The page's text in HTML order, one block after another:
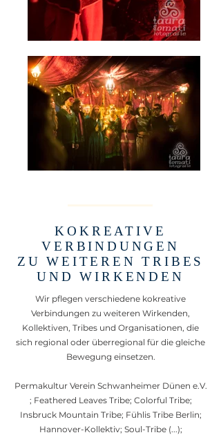
KOKREATIVE
VERBINDUNGEN
ZU WEITEREN TRIBES
UND WIRKENDEN
Wir pflegen verschiedene kokreative
Verbindungen zu weiteren Wirkenden,
Kollektiven, Tribes und Organisationen, die
sich regional oder überregional für die gleiche
Bewegung einsetzen.
Permakultur Verein Schwanheimer Dünen e.V.
; Feathered Leaves Tribe; Colorful Tribe;
Insbruck Mountain Tribe; Fühlis Tribe Berlin;
Hannover-Kollektiv; Soul-Tribe (...);